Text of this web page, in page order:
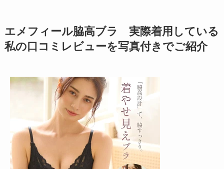
エメフィール脇高ブラ 実際着用している
私の口コミレビューを写真付きでご紹介